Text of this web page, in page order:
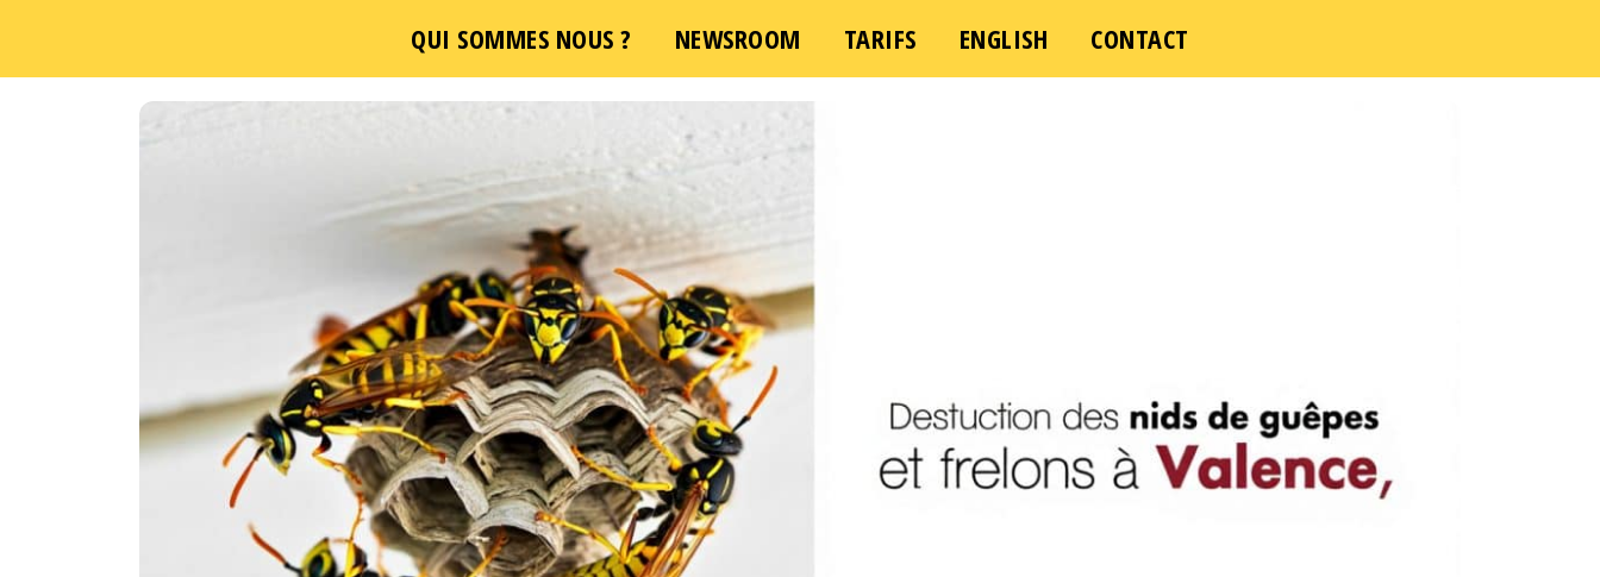
QUI SOMMES NOUS ? NEWSROOM TARIFS ENGLISH
CONTACT
Passer